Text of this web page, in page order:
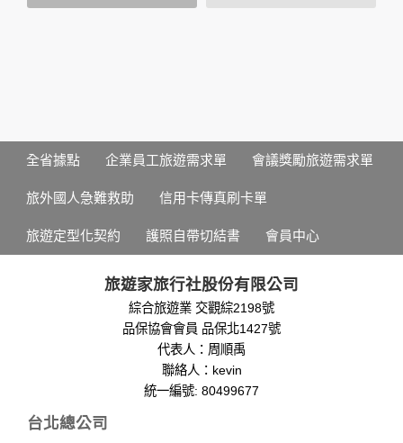
於一般瀏覽時，伺服器會自行記錄相關行徑，包括您使用連線
設備的 IP 位址、使用時間、使用的瀏覽器、瀏覽及點選資料記
用，決不對外公布。
分析，分析結果之統計數據或說明文字呈現，除供內部研究
外，我們會視需要公佈統計數據及說明文字，但不涉及特定個
除非取得您的同意或其他法令之特別規定，本網站絕不會將您
的個人資料揭露予第三人或使用於蒐集目的以外之其他用途。
在您於本網站註冊帳號、使用本網站相關產品、服務、活動或
贈獎時，本網站會收集您的個人識別資料，本網站也可以從商
業夥伴處取得個人資料。
當客戶在本網站註冊時，我們會取得您的姓名、電話、住址、
當您註冊成功，並登入使用我們的服務後，我們即取得您的資
全省據點 企業員工旅遊需求單 會議獎勵旅遊需求單
旅外國人急難救助 信用卡傳真刷卡單
旅遊定型化契約 護照自帶切結書 會員中心
旅遊家旅行社股份有限公司
綜合旅遊業 交觀綜2198號
品保協會會員 品保北1427號
代表人：周順禹
聯絡人：kevin
統一編號: 80499677
台北總公司